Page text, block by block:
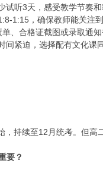
听3天，感受教学节奏和
1:15，确保教师能关注到
、合格证截图或录取通
间紧迫，选择配有文化课
持续至12月统考。但高
要？